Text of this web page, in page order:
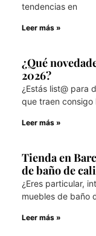
tendencias en
Leer más »
¿Qué
2026?
¿Estás list@ para
que traen consigo
Leer más »
Tienda en
de baño de
¿Eres particular,
muebles de baño
Leer más »